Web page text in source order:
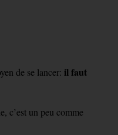
de se lancer: il faut
c’est un peu comme